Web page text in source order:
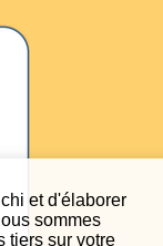
et d'élaborer
sommes
tiers sur votre